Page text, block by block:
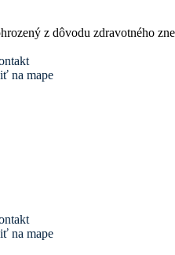
z dôvodu zdravotného
na mape
na mape